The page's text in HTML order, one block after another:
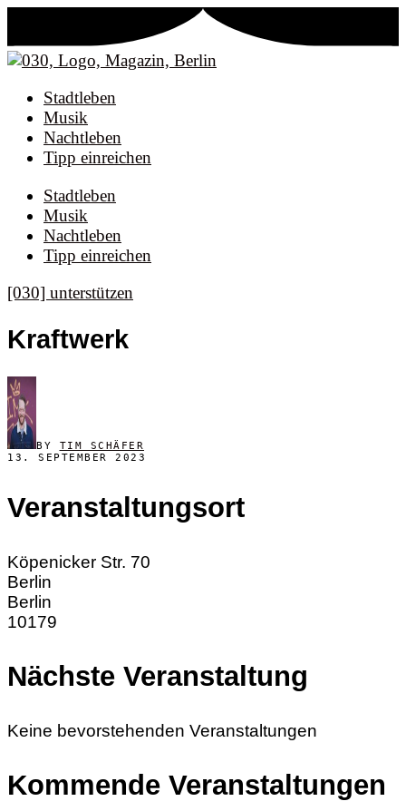
Stadtleben
Musik
Nachtleben
Tipp einreichen
Stadtleben
Musik
Nachtleben
Tipp einreichen
[030] unterstützen
Kraftwerk
BY TIM SCHÄFER
13. SEPTEMBER 2023
Veranstaltungsort
Köpenicker Str. 70
Berlin
Berlin
10179
Nächste Veranstaltung
Keine bevorstehenden Veranstaltungen
Kommende Veranstaltungen